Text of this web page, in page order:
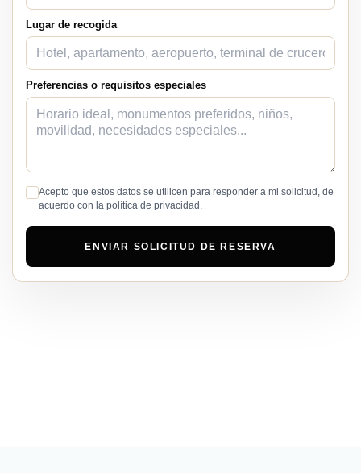
Lugar de recogida
Preferencias o requisitos especiales
Acepto que estos datos se utilicen para responder a mi solicitud, de
acuerdo con la política de privacidad.